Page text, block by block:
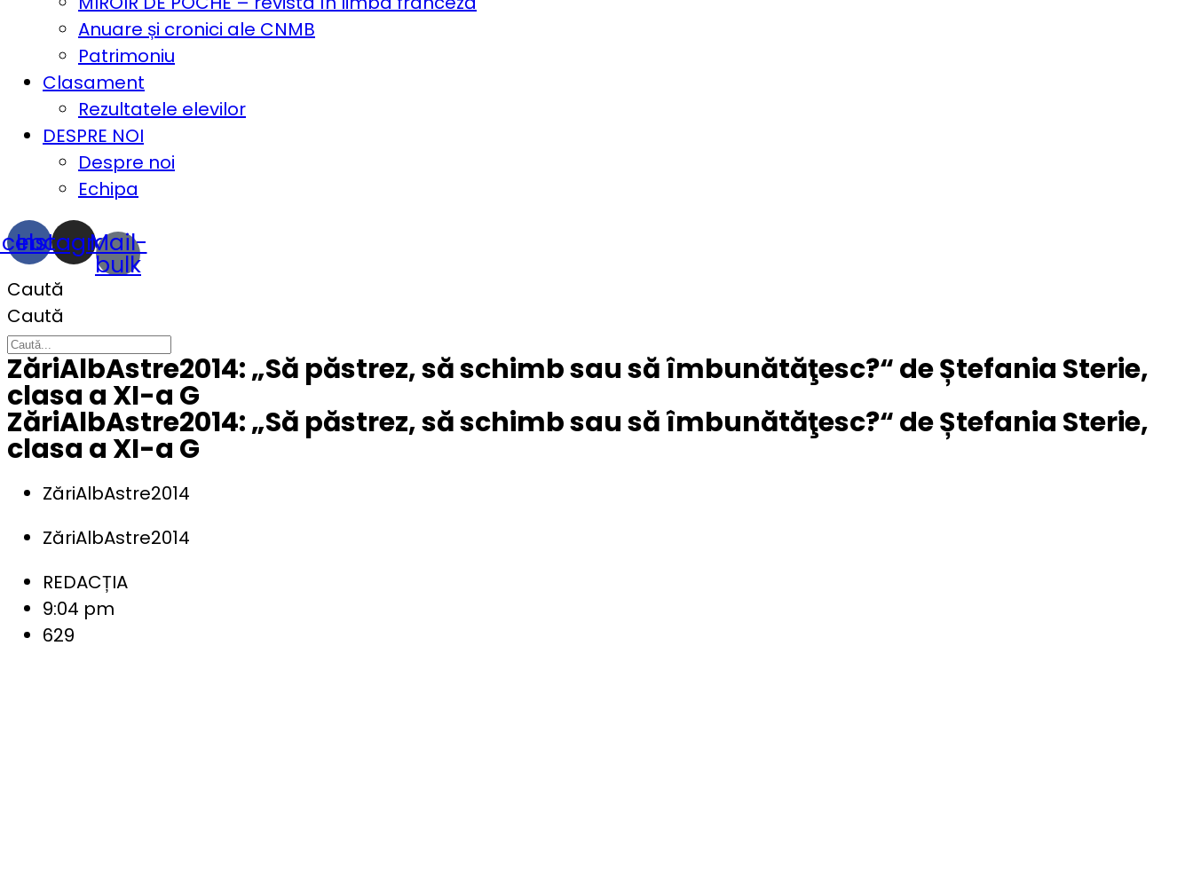
Anuare și cronici ale CNMB
Patrimoniu
Clasament
Rezultatele elevilor
DESPRE NOI
Despre noi
Echipa
Instagram
Mail-
bulk
Caută
Caută
ZăriAlbAstre2014: „Să păstrez, să schimb sau să îmbunătăţesc?“ de Ștefania Sterie,
clasa a XI-a G
ZăriAlbAstre2014: „Să păstrez, să schimb sau să îmbunătăţesc?“ de Ștefania Sterie,
clasa a XI-a G
ZăriAlbAstre2014
ZăriAlbAstre2014
REDACȚIA
9:04 pm
629